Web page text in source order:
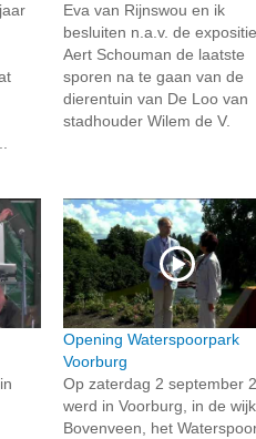
Eva van Rijnswou en ik
besluiten n.a.v. de
Aert Schouman de laatste
sporen na te gaan van de
dierentuin van De Loo van
stadhouder Wilem de V.
Opening Waterspoorpark
Voorburg
Op zaterdag 2 september
werd in Voorburg, in de wijk
Bovenveen, het